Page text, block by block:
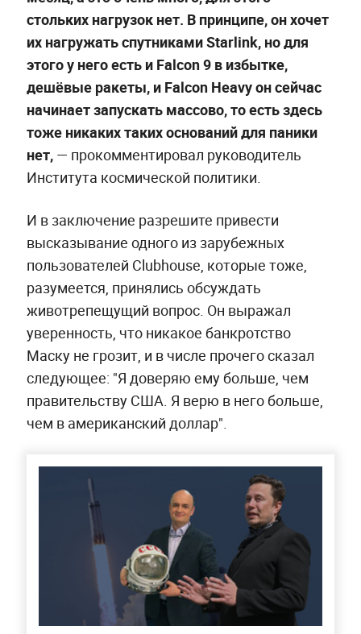
стольких нагрузок нет. В принципе, он хочет
их нагружать спутниками Starlink, но для
этого у него есть и Falcon 9 в избытке,
дешёвые ракеты, и Falcon Heavy он сейчас
начинает запускать массово, то есть здесь
тоже никаких таких оснований для паники
нет, — прокомментировал руководитель
Института космической политики.
И в заключение разрешите привести
высказывание одного из зарубежных
пользователей Clubhouse, которые тоже,
разумеется, принялись обсуждать
животрепещущий вопрос. Он выражал
уверенность, что никакое банкротство
Маску не грозит, и в числе прочего сказал
следующее: "Я доверяю ему больше, чем
правительству США. Я верю в него больше,
чем в американский доллар".